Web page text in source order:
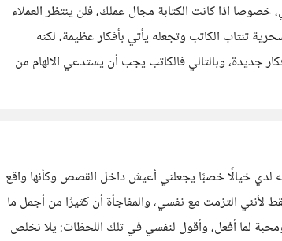
خصوصا اذا كانت الكتابة مجال عملك، فلن ينتظر العملاء
تنتاب الكاتب وتجعله يأتي بأفكار عظيمة، لكنه
جديدة، وبالتالي فالكاتب يجب أن يستدعي الالهام من
لدي خيالًا خصبًا يجعلني أعيش داخل القصص وكأنها واقع
لأنني التزمت مع نفسي، والمفاجأة أن كثيرًا من أجمل ما
لما أفعل، وأقول لنفسي في تلك اللحظات: يلا نخلص